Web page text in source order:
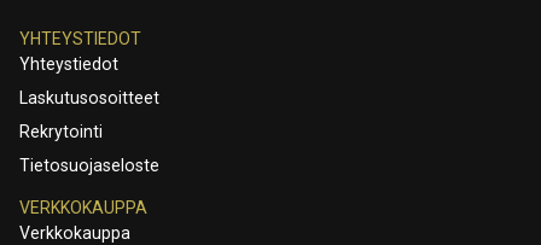
YHTEYSTIEDOT
Yhteystiedot
Laskutusosoitteet
Rekrytointi
Tietosuojaseloste
VERKKOKAUPPA
Verkkokauppa